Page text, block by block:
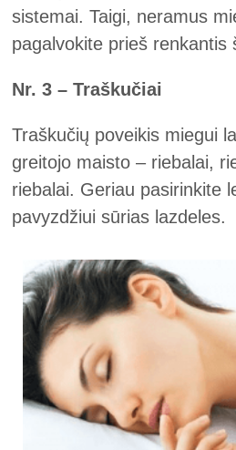
sistemai. Taigi, neramus
pagalvokite prieš renkantis
Nr. 3 – Traškučiai
Traškučių poveikis miegui
greitojo maisto – riebalai,
riebalai. Geriau pasirinkite
pavyzdžiui sūrias lazdeles.